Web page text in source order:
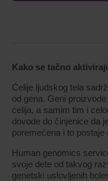
Kako se tačno
Ćelije ljudskog tela
od gena. Geni
ćelija, a samim tim i
dovode do činjenice da
poremećena i to
Human genomics
svoje dete od takvog
genetski uslovljenih